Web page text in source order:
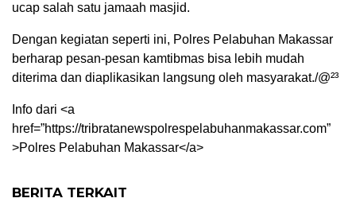
ucap salah satu jamaah masjid.
Dengan kegiatan seperti ini, Polres Pelabuhan Makassar
berharap pesan-pesan kamtibmas bisa lebih mudah
diterima dan diaplikasikan langsung oleh masyarakat./@²³
Info dari <a
href=”https://tribratanewspolrespelabuhanmakassar.com”
>Polres Pelabuhan Makassar</a>
BERITA TERKAIT